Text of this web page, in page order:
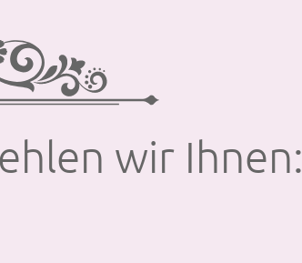
wir Ihnen: